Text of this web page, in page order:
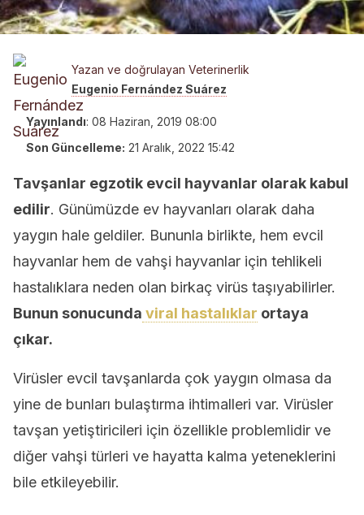
Yazan ve doğrulayan Veterinerlik
Eugenio Fernández Suárez
Yayınlandı: 08 Haziran, 2019 08:00
Son Güncelleme: 21 Aralık, 2022 15:42
Tavşanlar egzotik evcil hayvanlar olarak kabul
edilir. Günümüzde ev hayvanları olarak daha
yaygın hale geldiler. Bununla birlikte, hem evcil
hayvanlar hem de vahşi hayvanlar için tehlikeli
hastalıklara neden olan birkaç virüs taşıyabilirler.
Bunun sonucunda viral hastalıklar ortaya
çıkar.
Virüsler evcil tavşanlarda çok yaygın olmasa da
yine de bunları bulaştırma ihtimalleri var. Virüsler
tavşan yetiştiricileri için özellikle problemlidir ve
diğer vahşi türleri ve hayatta kalma yeteneklerini
bile etkileyebilir.